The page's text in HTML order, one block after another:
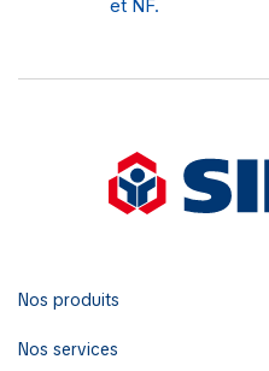
et NF.
Nos produits
Nos services